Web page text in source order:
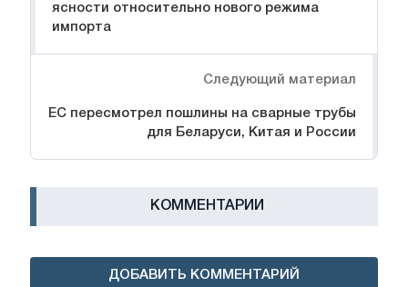
ясности относительно нового режима
импорта
Следующий материал
ЕС пересмотрел пошлины на сварные трубы
для Беларуси, Китая и России
КОММЕНТАРИИ
ДОБАВИТЬ КОММЕНТАРИЙ